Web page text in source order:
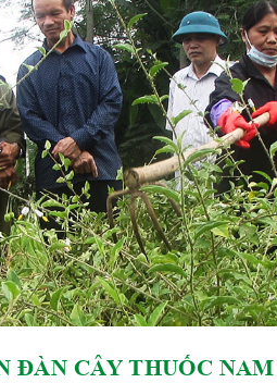
ĐÀN CÂY THUỐC NAM